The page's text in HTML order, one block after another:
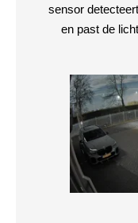
sensor
en past de